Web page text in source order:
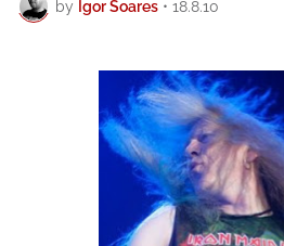
by Igor Soares • 18.8.10